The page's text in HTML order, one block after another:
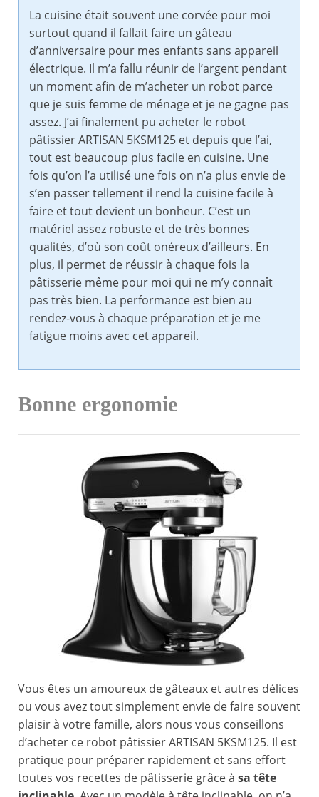
La cuisine était souvent une corvée pour moi
surtout quand il fallait faire un gâteau
d’anniversaire pour mes enfants sans appareil
électrique. Il m’a fallu réunir de l’argent pendant
un moment afin de m’acheter un robot parce
que je suis femme de ménage et je ne gagne pas
assez. J’ai finalement pu acheter le robot
pâtissier ARTISAN 5KSM125 et depuis que l’ai,
tout est beaucoup plus facile en cuisine. Une
fois qu’on l’a utilisé une fois on n’a plus envie de
s’en passer tellement il rend la cuisine facile à
faire et tout devient un bonheur. C’est un
matériel assez robuste et de très bonnes
qualités, d’où son coût onéreux d’ailleurs. En
plus, il permet de réussir à chaque fois la
pâtisserie même pour moi qui ne m’y connaît
pas très bien. La performance est bien au
rendez-vous à chaque préparation et je me
fatigue moins avec cet appareil.
Bonne ergonomie
Vous êtes un amoureux de gâteaux et autres délices
ou vous avez tout simplement envie de faire souvent
plaisir à votre famille, alors nous vous conseillons
d’acheter ce robot pâtissier ARTISAN 5KSM125. Il est
pratique pour préparer rapidement et sans effort
toutes vos recettes de pâtisserie grâce à sa tête